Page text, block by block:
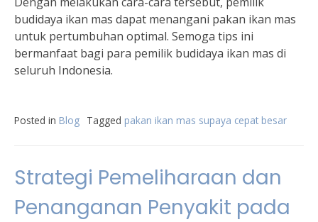
budidaya ikan mas dapat menangani pakan ikan mas
untuk pertumbuhan optimal. Semoga tips ini
bermanfaat bagi para pemilik budidaya ikan mas di
seluruh Indonesia.
Posted in Blog Tagged pakan ikan mas supaya cepat besar
Strategi Pemeliharaan dan
Penanganan Penyakit pada